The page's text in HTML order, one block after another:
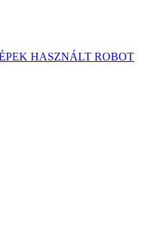
HASZNÁLT ROBOT